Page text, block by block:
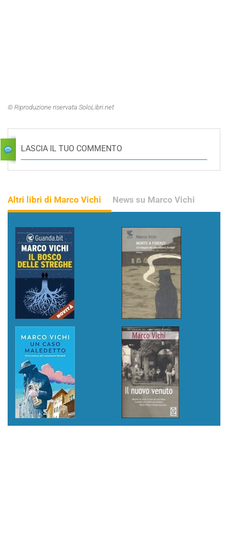
© Riproduzione riservata SoloLibri.net
LASCIA IL TUO COMMENTO
Altri libri di Marco Vichi News su Marco Vichi